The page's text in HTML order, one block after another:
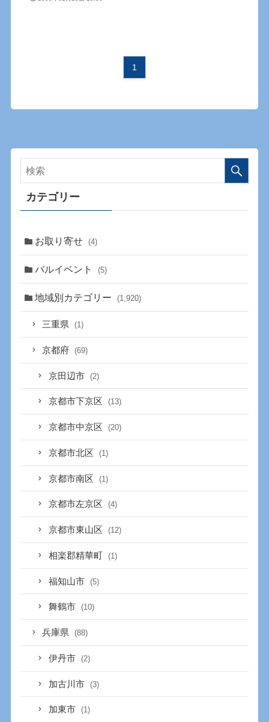
1
カテゴリー
お取り寄せ (4)
バルイベント (5)
地域別カテゴリー (1,920)
三重県 (1)
京都府 (69)
京田辺市 (2)
京都市下京区 (13)
京都市中京区 (20)
京都市北区 (1)
京都市南区 (1)
京都市左京区 (4)
京都市東山区 (12)
相楽郡精華町 (1)
福知山市 (5)
舞鶴市 (10)
兵庫県 (88)
伊丹市 (2)
加古川市 (3)
加東市 (1)